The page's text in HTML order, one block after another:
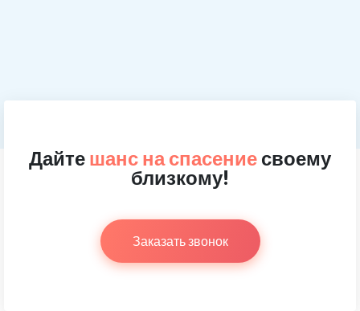
Дайте шанс на спасение своему
близкому!
Заказать звонок